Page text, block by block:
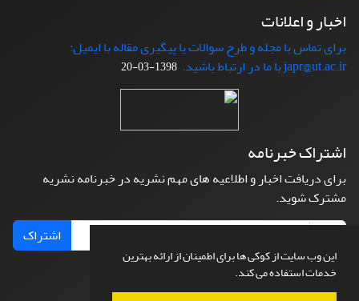
این وب سایت از کوکی ها برای اطمینان از ارائه بهترین
خدمات استفاده می کند.
اخبار و اعلانات
برای تماس با مجله و طرح سوالات یا پیگیری مقاله با ایمیل:
japr@ut.ac.ir با ما در ارتباط باشید.
1398-03-20
اشتراک خبرنامه
برای دریافت اخبار و اطلاعیه های مهم نشریه در خبرنامه نشریه
مشترک شوید.
اشتراک